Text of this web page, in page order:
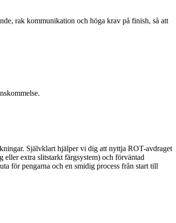
rak kommunikation och höga krav på finish, så att
Självklart hjälper vi dig att nyttja ROT-avdraget
eller extra slitstarkt färgsystem) och förväntad
för pengarna och en smidig process från start till